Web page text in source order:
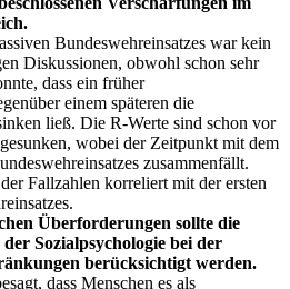
Bundeswehreinsatzes war kein
Diskussionen, obwohl schon sehr
dass ein früher
einem späteren die
ließ. Die R-Werte sind schon vor
wobei der Zeitpunkt mit dem
zusammenfällt.
Fallzahlen korreliert mit der ersten
Überforderungen sollte die
Sozialpsychologie bei der
berücksichtigt werden.
dass Menschen es als